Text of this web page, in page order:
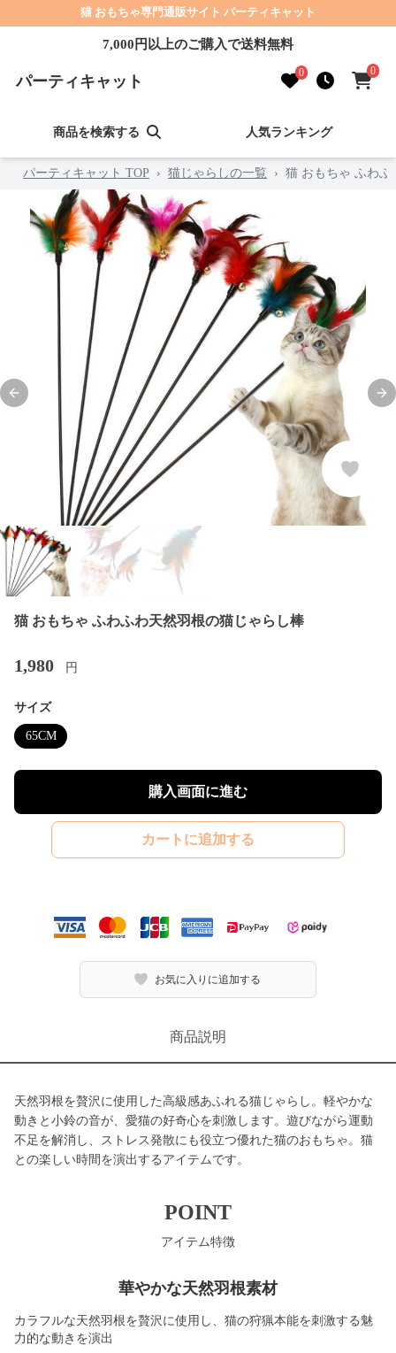
猫 おもちゃ専門通販サイト パーティキャット
7,000円以上のご購入で送料無料
パーティキャット 0 0
商品を検索する 人気ランキング
パーティキャット TOP › 猫じゃらしの一覧 › 猫 おもちゃ ふわふ
Previous slide
猫 おもちゃ ふわふわ天然羽根の猫じゃらし棒
1,980 円
サイズ
65CM
購入画面に進む
カートに追加する
お気に入りに追加する
商品説明
天然羽根を贅沢に使用した高級感あふれる猫じゃらし。軽やかな
動きと小鈴の音が、愛猫の好奇心を刺激します。遊びながら運動
不足を解消し、ストレス発散にも役立つ優れた猫のおもちゃ。猫
との楽しい時間を演出するアイテムです。
POINT
アイテム特徴
華やかな天然羽根素材
カラフルな天然羽根を贅沢に使用し、猫の狩猟本能を刺激する魅
力的な動きを演出